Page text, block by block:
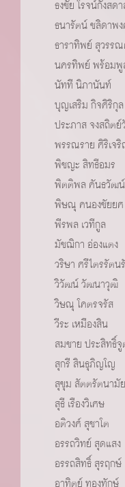
ธงชัย โรจน์กังสด
ธนารัตน์ ชลิดาพ
ธาราทิพย์ สุวรร
นครทิพย์ พร้อม
นัทที นิภานันท์
บุญเสริม กิจศิริกุล
ประภาส จงสถิต
พรรณราย ศิริเจ
พิชญะ สิทธีอมร
พิตติพล คันธวัฒน์
พิษณุ คนองชัยยศ
พีรพล เวทีกูล
มัชฌิกา อ่องแตง
วริษา ศรีไตรรัตน
วิวัฒน์ วัฒนาวุฒิ
วิษณุ โคตรจรัส
วีระ เหมืองสิน
สมชาย ประสิทธิ์
สุกรี สินธุภิญโญ
สุขุม สัตตรัตนามัย
สุธี เรืองวิเศษ
อติวงศ์ สุชาโต
อรรถวิทย์ สุดแสง
อรรถสิทธิ์ สุรฤกษ์